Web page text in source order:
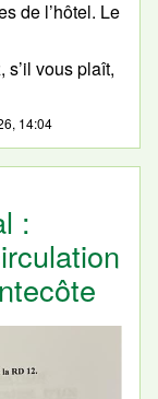
de l’hôtel. Le
vous plaît,
14:04
: